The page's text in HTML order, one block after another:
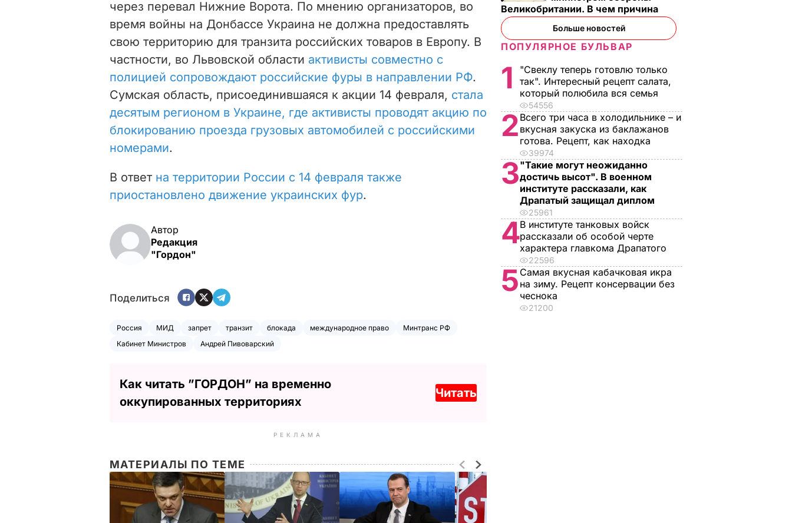
через перевал Нижние Ворота. По мнению организаторов, во
время войны на Донбассе Украина не должна предоставлять
свою территорию для транзита российских товаров в Европу. В
частности, во Львовской области активисты совместно с
полицией сопровождают российские фуры в направлении РФ.
Сумская область, присоединившаяся к акции 14 февраля, стала
десятым регионом в Украине, где активисты проводят акцию по
блокированию проезда грузовых автомобилей с российскими
номерами.
В ответ на территории России с 14 февраля также
приостановлено движение украинских фур.
Автор
Редакция
"Гордон"
Поделиться
Россия МИД запрет транзит блокада международное право
Минтранс РФ
Кабинет Министров
Андрей Пивоварский
Как читать ”ГОРДОН” на временно
оккупированных территориях
Читать
РЕКЛАМА
МАТЕРИАЛЫ ПО ТЕМЕ
Великобритании. В чем причина
Больше новостей
ПОПУЛЯРНОЕ БУЛЬВАР
1
"Свеклу теперь готовлю только
так". Интересный рецепт салата,
который полюбила вся семья
54556
2 Всего три часа в холодильнике – и
вкусная закуска из баклажанов
готова. Рецепт, как находка
39974
3"Такие могут неожиданно
достичь высот". В военном
институте рассказали, как
Драпатый защищал диплом
25961
4В институте танковых войск
рассказали об особой черте
характера главкома Драпатого
22596
5 Самая вкусная кабачковая икра
на зиму. Рецепт консервации без
чеснока
21200